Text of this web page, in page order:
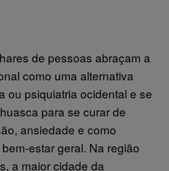
de pessoas abraçam a
como uma alternativa
ou psiquiatria ocidental e se
para se curar de
ansiedade e como
estar geral. Na região
a maior cidade da